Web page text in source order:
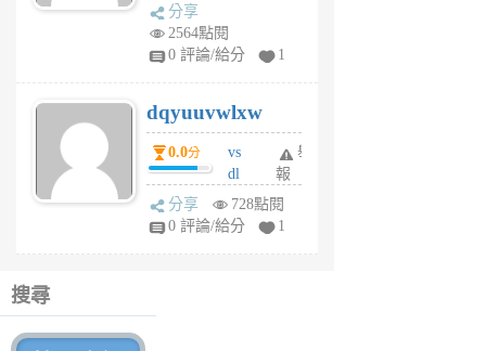
tu
6
個
月
前
分享
2564點閱
0 評論/給分
1
dqyuuvwlxw
0.0分
vs
dl
sq
fy
舉
報
分享
728點閱
0 評論/給分
1
搜尋